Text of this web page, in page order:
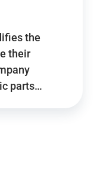
the
their
parts…